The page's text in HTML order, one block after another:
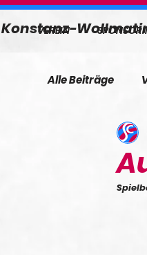
Konstanz-
VEREIN
Alle Beiträge